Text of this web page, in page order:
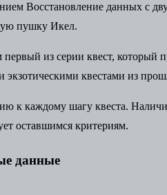
Восстановление данных с
пушку Икел.
из серии квест, который
экзотическими квестами из
к каждому шагу квеста.
оставшимся критериям.
данные